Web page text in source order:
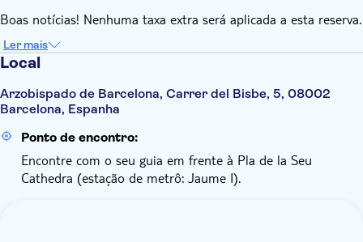
Boas notícias! Nenhuma taxa extra será aplicada a esta reserva.
Ler mais
Local
Arzobispado de Barcelona, Carrer del Bisbe, 5, 08002
Barcelona, Espanha
Ponto de encontro:
Encontre com o seu guia em frente à Pla de la Seu
Cathedra (estação de metrô: Jaume I).